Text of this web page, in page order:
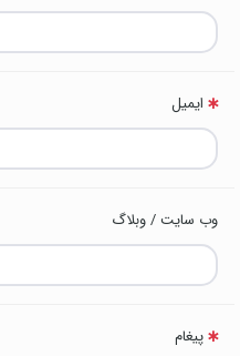
ایمیل
وب سایت / وبلاگ
پیغام